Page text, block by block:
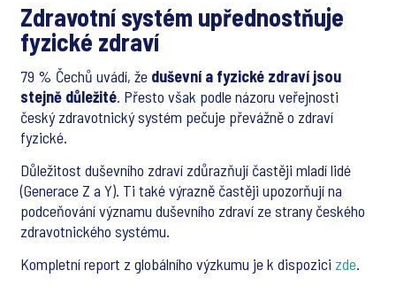
Zdravotní systém upřednostňuje
fyzické zdraví
79 % Čechů uvádí, že duševní a fyzické zdraví jsou
stejně důležité. Přesto však podle názoru veřejnosti
český zdravotnický systém pečuje převážně o zdraví
fyzické.
Důležitost duševního zdraví zdůrazňují častěji mladí lidé
(Generace Z a Y). Ti také výrazně častěji upozorňují na
podceňování významu duševního zdraví ze strany českého
zdravotnického systému.
Kompletní report z globálního výzkumu je k dispozici zde.